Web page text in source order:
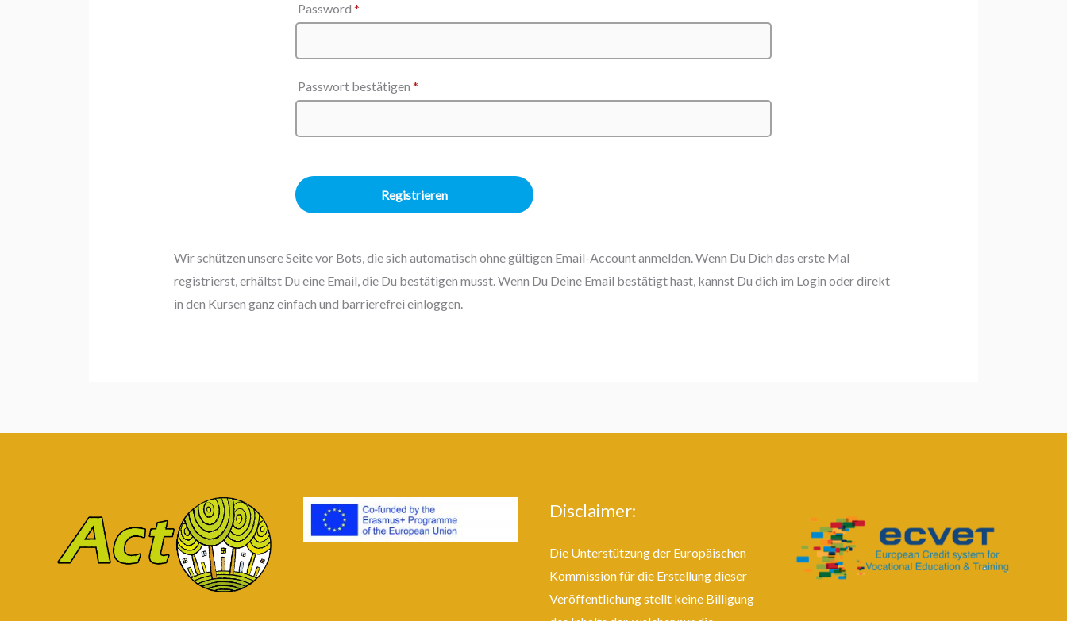
Password *
Passwort bestätigen *
Wir schützen unsere Seite vor Bots, die sich automatisch ohne gültigen Email-Account anmelden. Wenn Du Dich das erste Mal
registrierst, erhältst Du eine Email, die Du bestätigen musst. Wenn Du Deine Email bestätigt hast, kannst Du dich im Login oder direkt
in den Kursen ganz einfach und barrierefrei einloggen.
Disclaimer:
Die Unterstützung der Europäischen
Kommission für die Erstellung dieser
Veröffentlichung stellt keine Billigung